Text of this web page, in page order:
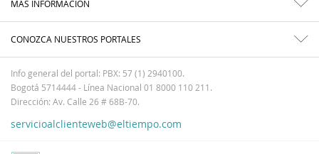
MÁS INFORMACIÓN
CONOZCA NUESTROS PORTALES
Info general del portal: PBX: 57 (1) 2940100.
Bogotá 5714444 - Línea Nacional 01 8000 110 211.
Dirección: Av. Calle 26 # 68B-70.
servicioalclienteweb@eltiempo.com